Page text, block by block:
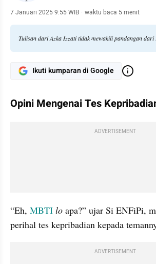
Fakultas Farmasi.
7 Januari 2025 9:55 WIB · waktu baca 5 menit
Tulisan dari Azka Izzati tidak mewakili pandangan
Ikuti kumparan di Google
Opini Mengenai Tes
ADVERTISEMENT
“Eh, MBTI lo apa?” ujar Si ENFiPi,
perihal tes kepribadian kepada
ADVERTISEMENT